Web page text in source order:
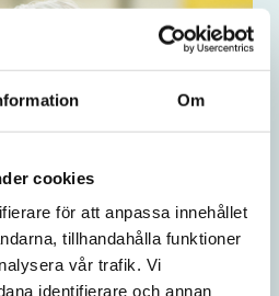
Om
cookies
för att anpassa innehållet
tillhandahålla funktioner
vår trafik. Vi
identifierare och annan